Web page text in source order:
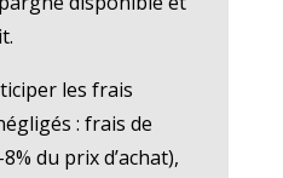
les frais
: frais de
du prix d’achat),